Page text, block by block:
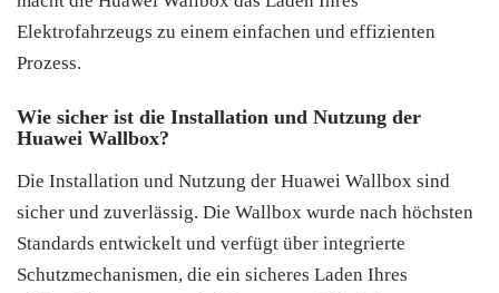
Elektrofahrzeugs zu einem einfachen und effizienten
Prozess.
Wie sicher ist die Installation und Nutzung der
Huawei Wallbox?
Die Installation und Nutzung der Huawei Wallbox sind
sicher und zuverlässig. Die Wallbox wurde nach höchsten
Standards entwickelt und verfügt über integrierte
Schutzmechanismen, die ein sicheres Laden Ihres